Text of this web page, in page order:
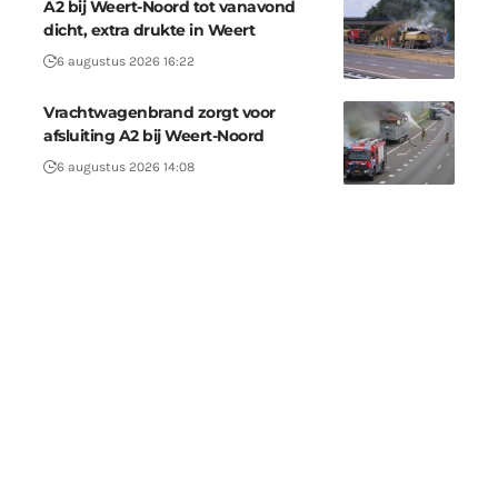
A2 bij Weert-Noord tot vanavond
dicht, extra drukte in Weert
6 augustus 2026 16:22
Vrachtwagenbrand zorgt voor
afsluiting A2 bij Weert-Noord
6 augustus 2026 14:08